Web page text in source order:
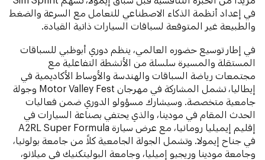
في إعداد أنظمة الذكاء الاصطناعي للتعامل مع السرعة والضغط
والطبيعة غير المتوقعة لسباقات السيارات ذاتية القيادة.
في إطار توسيع حضوره العالمي، ينظم دوري أبوظبي للسباقات
المستقلة والمسيرة سلسلة من الأنشطة التفاعلية مع
مجتمعات رياضة السباقات والهندسة والأوساط الأكاديمية في
إيطاليا، تشمل المشاركة في مهرجان Motor Valley Fest وجولة
جامعية متخصصة. وسيشارك مسؤولو الدوري ضمن فعاليات
الحدث المقام في مودينا، والذي يحتفي بصناعة السيارات في
إقليم إيميليا رومانيا، مع عرض سيارة A2RL Super Formula
في جناح إيمولا. وتشمل الجولة الجامعية كلاً من جامعة بولونيا،
وجامعة مودينا وريجيو إميليا، وجامعة البوليتكنيك في ميلانو،